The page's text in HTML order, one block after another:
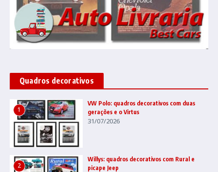
Quadros decorativos
1
VW Polo: quadros decorativos com duas
gerações e o Virtus
31/07/2026
2
Willys: quadros decorativos com Rural e
picape Jeep